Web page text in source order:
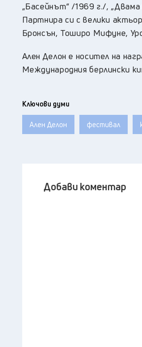
„Басейнът“ /1969 г./,
Партнира си с велики
Бронсън, Тоширо Мифуне,
Ален Делон е носител на
Международния берлински
Ключови думи
Ален Делон фестивал
Добави коментар